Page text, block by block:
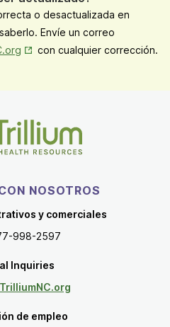
o desactualizada en
Envíe un correo
Opens in New Tab
con cualquier corrección.
NOSOTROS
y comerciales
998-2597
Inquiries
de empleo